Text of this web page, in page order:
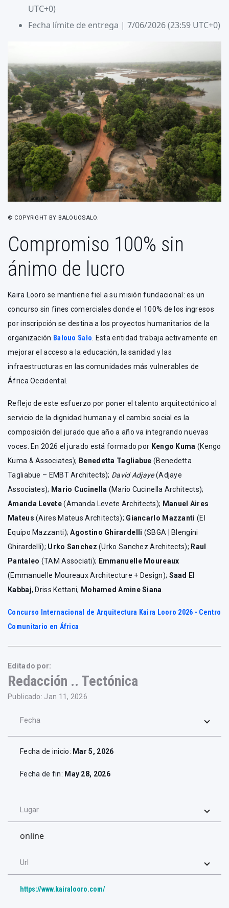
UTC+0)
Fecha límite de entrega | 7/06/2026 (23:59 UTC+0)
© COPYRIGHT BY BALOUOSALO.
Compromiso 100% sin
ánimo de lucro
Kaira Looro se mantiene fiel a su misión fundacional: es un
concurso sin fines comerciales donde el 100% de los ingresos
por inscripción se destina a los proyectos humanitarios de la
organización Balouo Salo. Esta entidad trabaja activamente en
mejorar el acceso a la educación, la sanidad y las
infraestructuras en las comunidades más vulnerables de
África Occidental.
Reflejo de este esfuerzo por poner el talento arquitectónico al
servicio de la dignidad humana y el cambio social es la
composición del jurado que año a año va integrando nuevas
voces. En 2026 el jurado está formado por Kengo Kuma (Kengo
Kuma & Associates); Benedetta Tagliabue (Benedetta
Tagliabue – EMBT Architects); David Adjaye(Adjaye
Associates); Mario Cucinella (Mario Cucinella Architects);
Amanda Levete(Amanda Levete Architects); Manuel Aires
Mateus (Aires Mateus Architects); Giancarlo Mazzanti (El
Equipo Mazzanti);Agostino Ghirardelli (SBGA | Blengini
Ghirardelli); Urko Sanchez (Urko Sanchez Architects); Raul
Pantaleo (TAM Associati); Emmanuelle Moureaux
(Emmanuelle Moureaux Architecture + Design); Saad El
Kabbaj, Driss Kettani, Mohamed Amine Siana.
Concurso Internacional de Arquitectura Kaira Looro 2026 - Centro
Comunitario en África
Editado por:
Redacción .. Tectónica
Publicado: Jan 11, 2026
Fecha
Fecha de inicio: Mar 5, 2026
Fecha de fin: May 28, 2026
Lugar
online
Url
https://www.kairalooro.com/